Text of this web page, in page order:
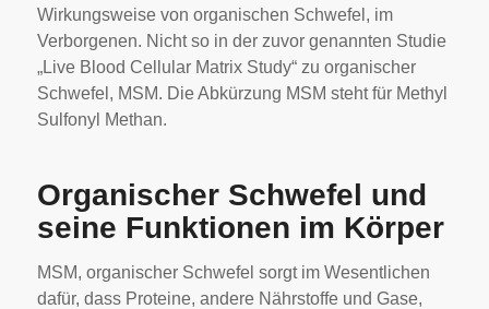
Wirkungsweise von organischen Schwefel, im
Verborgenen. Nicht so in der zuvor genannten Studie
„Live Blood Cellular Matrix Study“ zu organischer
Schwefel, MSM. Die Abkürzung MSM steht für Methyl
Sulfonyl Methan.
Organischer Schwefel und
seine Funktionen im Körper
MSM, organischer Schwefel sorgt im Wesentlichen
dafür, dass Proteine, andere Nährstoffe und Gase,